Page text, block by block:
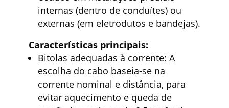
internas (dentro de conduítes) ou
externas (em eletrodutos e bandejas).
Características principais:
Bitolas adequadas à corrente: A
escolha do cabo baseia-se na
corrente nominal e distância, para
evitar aquecimento e queda de